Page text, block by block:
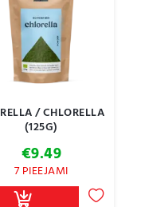
/ CHLORELLA
(125G)
€9.49
7 PIEEJAMI